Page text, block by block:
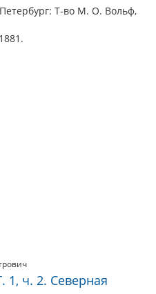
Т-во М. О. Вольф,
1, ч. 2. Северная